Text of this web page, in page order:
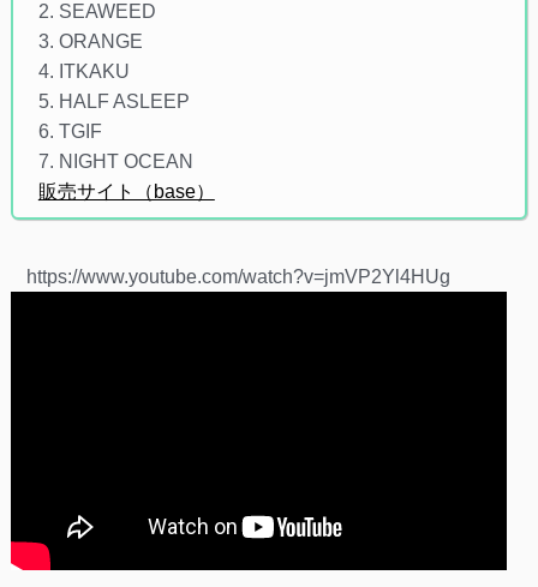
2. SEAWEED
3. ORANGE
4. ITKAKU
5. HALF ASLEEP
6. TGIF
7. NIGHT OCEAN
販売サイト（base）
https://www.youtube.com/watch?v=jmVP2Yl4HUg